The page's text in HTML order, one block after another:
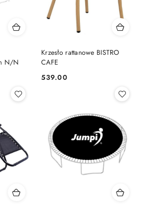
N/N
Krzesło rattanowe BISTRO
CAFE
Cena:
539.00